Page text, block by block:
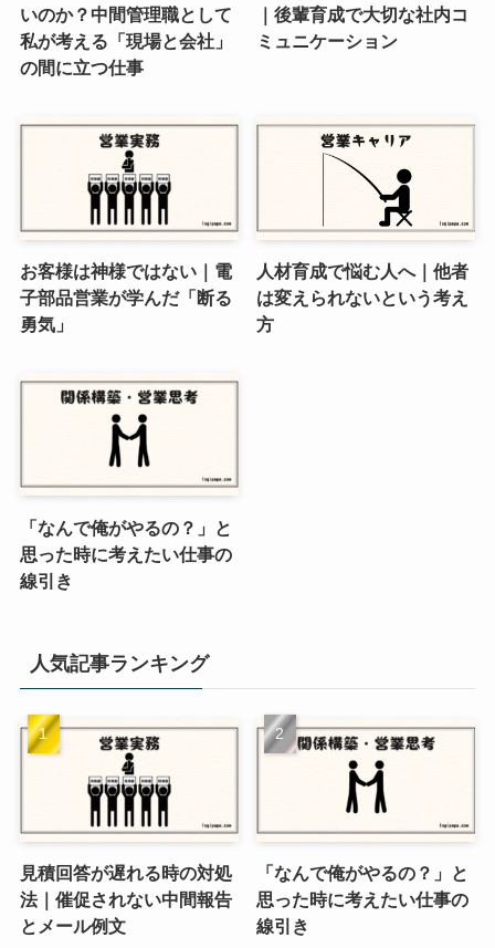
いのか？中間管理職として
私が考える「現場と会社」
の間に立つ仕事
｜後輩育成で大切な社内コ
ミュニケーション
お客様は神様ではない｜電
子部品営業が学んだ「断る
勇気」
人材育成で悩む人へ｜他者
は変えられないという考え
方
「なんで俺がやるの？」と
思った時に考えたい仕事の
線引き
人気記事ランキング
見積回答が遅れる時の対処
法｜催促されない中間報告
とメール例文
「なんで俺がやるの？」と
思った時に考えたい仕事の
線引き